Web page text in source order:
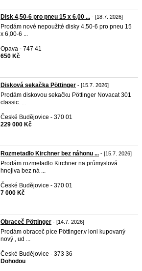
Disk 4,50-6 pro pneu 15 x 6,00 ... - [18.7. 2026]
Prodám nové nepoužité disky 4,50-6 pro pneu 15
x 6,00-6 ...
Opava - 747 41
650 Kč
Disková sekačka Pöttinger - [15.7. 2026]
Prodám diskovou sekačku Pöttinger Novacat 301
classic. ...
České Budějovice - 370 01
229 000 Kč
Rozmetadlo Kirchner bez náhonu ... - [15.7. 2026]
Prodám rozmetadlo Kirchner na průmyslová
hnojiva bez ná ...
České Budějovice - 370 01
7 000 Kč
Obraceč Pöttinger - [14.7. 2026]
Prodám obraceč píce Pöttinger,v loni kupovaný
nový , ud ...
České Budějovice - 373 36
Dohodou